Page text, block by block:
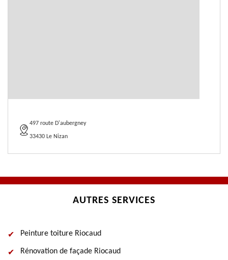
497 route D'aubergney
33430 Le Nizan
AUTRES SERVICES
Peinture toiture Riocaud
Rénovation de façade Riocaud